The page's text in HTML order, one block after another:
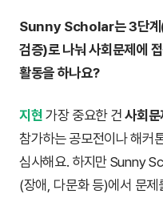
Sunny Scholar는 3단계(
검증)로 나눠 사회문제에
활동을 하나요?
지현가장 중요한 건사회문
참가하는 공모전이나 해커
심사해요. 하지만 Sunny
(장애, 다문화 등)에서 문